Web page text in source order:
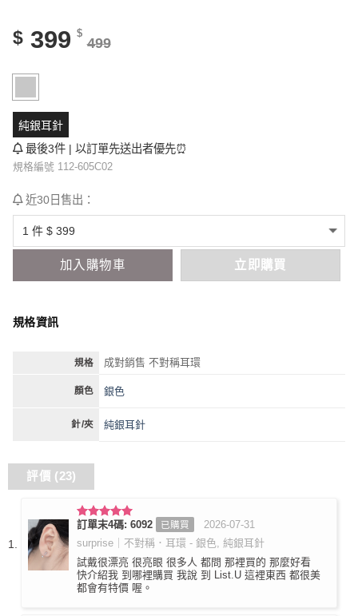
$ 399 $
499
純銀耳針
最後3件 | 以訂單先送出者優先⏰
規格編號 112-605C02
近30日售出：
加入購物車 立即購買
規格資訊
規格 成對銷售 不對稱耳環
顏色 銀色
針/夾 純銀耳針
評價 (23)
評分5滿
訂單末4碼: 6092 已購買
2026-07-31
surprise｜不對稱．耳環 - 銀色, 純銀耳針
試戴很漂亮 很亮眼 很多人 都問 那裡買的 那麼好看
快介紹我 到哪裡購買 我說 到 List.U 這裡東西 都很美
都會有特價 喔。